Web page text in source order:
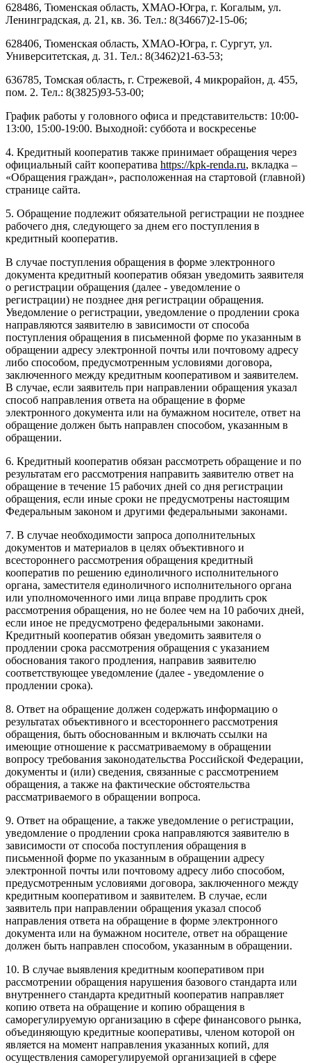
628486, Тюменская область, ХМАО-Югра, г. Когалым, ул.
Ленинградская, д. 21, кв. 36. Тел.: 8(34667)2-15-06;
628406, Тюменская область, ХМАО-Югра, г. Сургут, ул.
Университетская, д. 31. Тел.: 8(3462)21-63-53;
636785, Томская область, г. Стрежевой, 4 микрорайон, д. 455,
пом. 2. Тел.: 8(3825)93-53-00;
График работы у головного офиса и представительств: 10:00-
13:00, 15:00-19:00. Выходной: суббота и воскресенье
4. Кредитный кооператив также принимает обращения через
официальный сайт кооператива https://kpk-renda.ru, вкладка –
«Обращения граждан», расположенная на стартовой (главной)
странице сайта.
5. Обращение подлежит обязательной регистрации не позднее
рабочего дня, следующего за днем его поступления в
кредитный кооператив.
В случае поступления обращения в форме электронного
документа кредитный кооператив обязан уведомить заявителя
о регистрации обращения (далее - уведомление о
регистрации) не позднее дня регистрации обращения.
Уведомление о регистрации, уведомление о продлении срока
направляются заявителю в зависимости от способа
поступления обращения в письменной форме по указанным в
обращении адресу электронной почты или почтовому адресу
либо способом, предусмотренным условиями договора,
заключенного между кредитным кооперативом и заявителем.
В случае, если заявитель при направлении обращения указал
способ направления ответа на обращение в форме
электронного документа или на бумажном носителе, ответ на
обращение должен быть направлен способом, указанным в
обращении.
6. Кредитный кооператив обязан рассмотреть обращение и по
результатам его рассмотрения направить заявителю ответ на
обращение в течение 15 рабочих дней со дня регистрации
обращения, если иные сроки не предусмотрены настоящим
Федеральным законом и другими федеральными законами.
7. В случае необходимости запроса дополнительных
документов и материалов в целях объективного и
всестороннего рассмотрения обращения кредитный
кооператив по решению единоличного исполнительного
органа, заместителя единоличного исполнительного органа
или уполномоченного ими лица вправе продлить срок
рассмотрения обращения, но не более чем на 10 рабочих дней,
если иное не предусмотрено федеральными законами.
Кредитный кооператив обязан уведомить заявителя о
продлении срока рассмотрения обращения с указанием
обоснования такого продления, направив заявителю
соответствующее уведомление (далее - уведомление о
продлении срока).
8. Ответ на обращение должен содержать информацию о
результатах объективного и всестороннего рассмотрения
обращения, быть обоснованным и включать ссылки на
имеющие отношение к рассматриваемому в обращении
вопросу требования законодательства Российской Федерации,
документы и (или) сведения, связанные с рассмотрением
обращения, а также на фактические обстоятельства
рассматриваемого в обращении вопроса.
9. Ответ на обращение, а также уведомление о регистрации,
уведомление о продлении срока направляются заявителю в
зависимости от способа поступления обращения в
письменной форме по указанным в обращении адресу
электронной почты или почтовому адресу либо способом,
предусмотренным условиями договора, заключенного между
кредитным кооперативом и заявителем. В случае, если
заявитель при направлении обращения указал способ
направления ответа на обращение в форме электронного
документа или на бумажном носителе, ответ на обращение
должен быть направлен способом, указанным в обращении.
10. В случае выявления кредитным кооперативом при
рассмотрении обращения нарушения базового стандарта или
внутреннего стандарта кредитный кооператив направляет
копию ответа на обращение и копию обращения в
саморегулируемую организацию в сфере финансового рынка,
объединяющую кредитные кооперативы, членом которой он
является на момент направления указанных копий, для
осуществления саморегулируемой организацией в сфере